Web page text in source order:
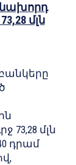
մլն
73,28 մլն
դրամ